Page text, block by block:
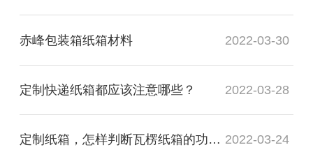
赤峰包装箱纸箱材料 2022-03-30
定制快递纸箱都应该注意哪些？ 2022-03-28
定制纸箱，怎样判断瓦楞纸箱的功能质量是否合格？ 2022-03-24